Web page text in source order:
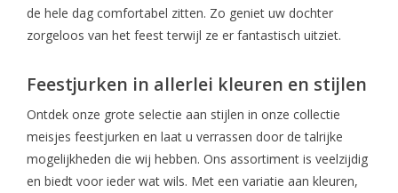
de hele dag comfortabel zitten. Zo geniet uw dochter
zorgeloos van het feest terwijl ze er fantastisch uitziet.
Feestjurken in allerlei kleuren en stijlen
Ontdek onze grote selectie aan stijlen in onze collectie
meisjes feestjurken en laat u verrassen door de talrijke
mogelijkheden die wij hebben. Ons assortiment is veelzijdig
en biedt voor ieder wat wils. Met een variatie aan kleuren,